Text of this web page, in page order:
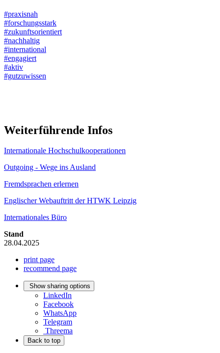
#praxisnah
#forschungsstark
#zukunftsorientiert
#nachhaltig
#international
#engagiert
#aktiv
#gutzuwissen
Weiterführende Infos
Internationale Hochschulkooperationen
Outgoing - Wege ins Ausland
Fremdsprachen erlernen
Englischer Webauftritt der HTWK Leipzig
Internationales Büro
Stand
28.04.2025
print page
recommend page
Show sharing options
LinkedIn
Facebook
WhatsApp
Telegram
Threema
Back to top